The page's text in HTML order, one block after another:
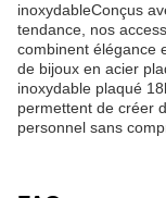
inoxydableConçus
tendance, nos
combinent élégance
de bijoux en acier
inoxydable plaqué
permettent de créer
personnel sans